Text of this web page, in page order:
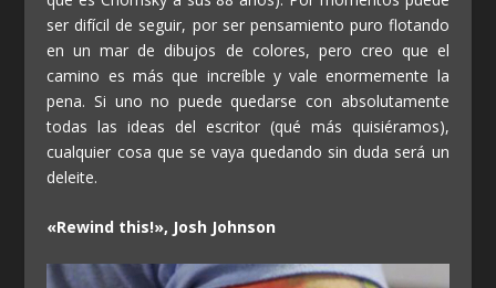
ser difícil de seguir, por ser pensamiento puro flotando
en un mar de dibujos de colores, pero creo que el
camino es más que increíble y vale enormemente la
pena. Si uno no puede quedarse con absolutamente
todas las ideas del escritor (qué más quisiéramos),
cualquier cosa que se vaya quedando sin duda será un
deleite.
«Rewind this!», Josh Johnson